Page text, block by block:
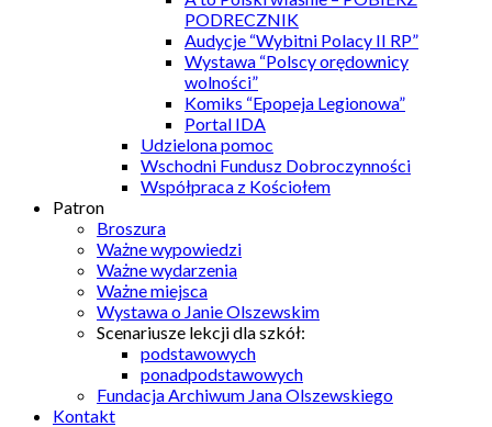
PODRECZNIK
Audycje “Wybitni Polacy II RP”
Wystawa “Polscy orędownicy
wolności”
Komiks “Epopeja Legionowa”
Portal IDA
Udzielona pomoc
Wschodni Fundusz Dobroczynności
Współpraca z Kościołem
Patron
Broszura
Ważne wypowiedzi
Ważne wydarzenia
Ważne miejsca
Wystawa o Janie Olszewskim
Scenariusze lekcji dla szkół:
podstawowych
ponadpodstawowych
Fundacja Archiwum Jana Olszewskiego
Kontakt